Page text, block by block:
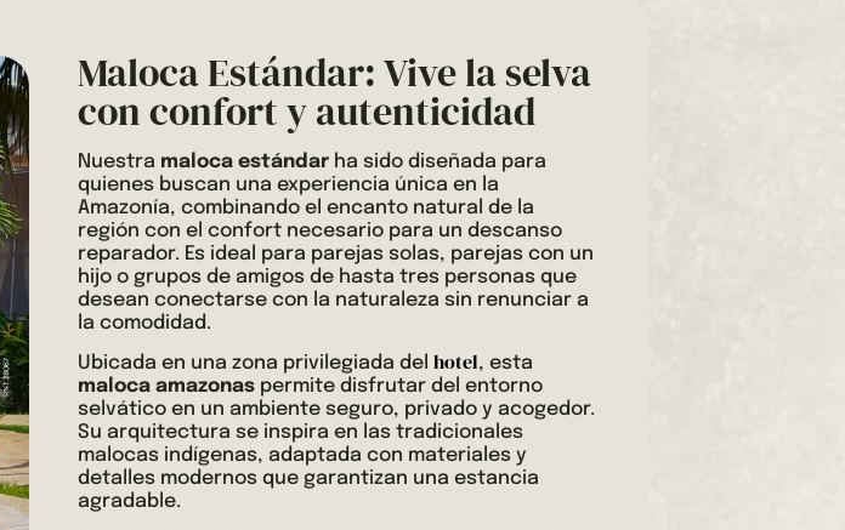
Maloca Estándar: Vive la selva
con confort y autenticidad
Nuestra maloca estándar ha sido diseñada para
quienes buscan una experiencia única en la
Amazonía, combinando el encanto natural de la
región con el confort necesario para un descanso
reparador. Es ideal para parejas solas, parejas con un
hijo o grupos de amigos de hasta tres personas que
desean conectarse con la naturaleza sin renunciar a
la comodidad.
Ubicada en una zona privilegiada del hotel, esta
maloca amazonas permite disfrutar del entorno
selvático en un ambiente seguro, privado y acogedor.
Su arquitectura se inspira en las tradicionales
malocas indígenas, adaptada con materiales y
detalles modernos que garantizan una estancia
agradable.